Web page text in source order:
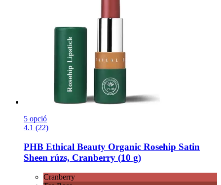
5 opció
4.1 (22)
PHB Ethical Beauty Organic Rosehip Satin
Sheen rúzs, Cranberry (10 g)
Cranberry